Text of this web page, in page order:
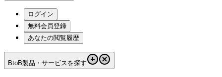
ログイン
無料会員登録
あなたの閲覧履歴
BtoB製品・サービスを探す